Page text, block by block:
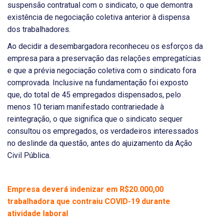
suspensão contratual com o sindicato, o que demontra
existência de negociação coletiva anterior à dispensa
dos trabalhadores.
Ao decidir a desembargadora reconheceu os esforços da
empresa para a preservação das relações empregatícias
e que a prévia negociação coletiva com o sindicato fora
comprovada. Inclusive na fundamentação foi exposto
que, do total de 45 empregados dispensados, pelo
menos 10 teriam manifestado contrariedade à
reintegração, o que significa que o sindicato sequer
consultou os empregados, os verdadeiros interessados
no deslinde da questão, antes do ajuizamento da Ação
Civil Pública.
Empresa deverá indenizar em R$20.000,00
trabalhadora que contraiu COVID-19 durante
atividade laboral